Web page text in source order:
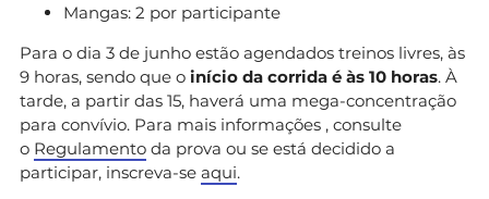
Mangas: 2 por participante
Para o dia 3 de junho estão agendados treinos livres, às
9 horas, sendo que o início da corrida é às 10 horas. À
tarde, a partir das 15, haverá uma mega-concentração
para convívio. Para mais informações , consulte
o Regulamento da prova ou se está decidido a
participar, inscreva-se aqui.